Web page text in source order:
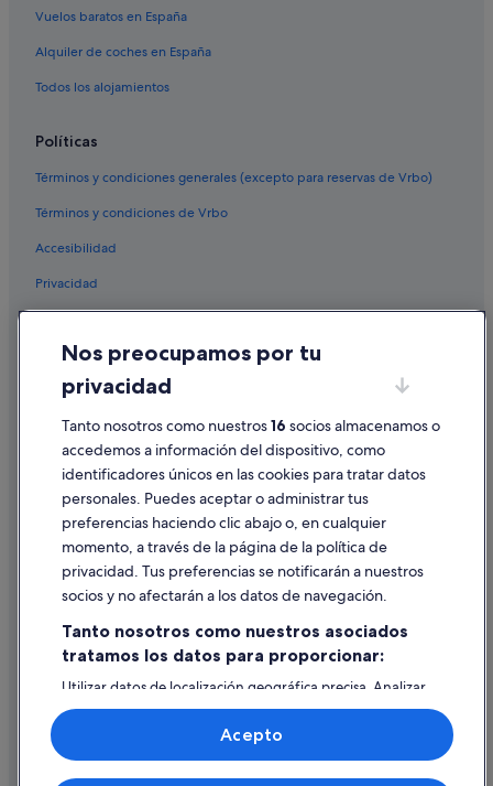
Vuelos baratos en España
Alquiler de coches en España
Todos los alojamientos
Políticas
Términos y condiciones generales (excepto para reservas de Vrbo)
Términos y condiciones de Vrbo
Accesibilidad
Privacidad
Condiciones de uso
Información legal/contacto
Pautas sobre el contenido y cómo denunciar contenido
Ayuda
Cancelar un vuelo
Cancelar una reserva de hotel o de un alquiler vacacional
Plazos de reembolso
Utilizar un cupón de Expedia
Documentos para viajes internacionales
Nos preocupamos por tu
privacidad
Tanto nosotros como nuestros16 socios almacenamos o
accedemos a información del dispositivo, como
identificadores únicos en las cookies para tratar datos
personales. Puedes aceptar o administrar tus
preferencias haciendo clic abajo o, en cualquier
momento, a través de la página de la política de
privacidad. Tus preferencias se notificarán a nuestros
socios y no afectarán a los datos de navegación.
Tanto nosotros como nuestros asociados
tratamos los datos para proporcionar:
Utilizar datos de localización geográfica precisa. Analizar
activamente las características del dispositivo para su
identificación. Almacenar la información en un dispositivo
y/o acceder a ella. Publicidad y contenido personalizados,
medición de publicidad y contenido, investigación de
audiencia y desarrollo de servicios.
Acepto